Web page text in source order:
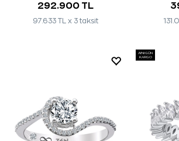
292.900 TL
97.633 TL x 3 taksit
AYNI GÜN
KARGO